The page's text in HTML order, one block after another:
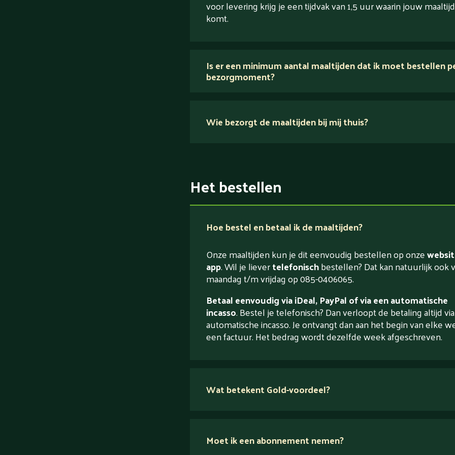
voor levering krijg je een tijdvak van 1,5 uur waarin jouw maaltijd
komt.
Is er een minimum aantal maaltijden dat ik moet bestellen
bezorgmoment?
Wie bezorgt de maaltijden bij mij thuis?
Het bestellen
Hoe bestel en betaal ik de maaltijden?
Onze maaltijden kun je dit eenvoudig bestellen op onze
app. Wil je lievertelefonischbestellen? Dat kan natuurlijk ook
maandag t/m vrijdag op 085-0406065.
Betaal eenvoudig via iDeal, PayPal of via een automatische
incasso. Bestel je telefonisch? Dan verloopt de betaling altijd
automatische incasso. Je ontvangt dan aan het begin van elke
een factuur. Het bedrag wordt dezelfde week afgeschreven.
Wat betekent Gold-voordeel?
Moet ik een abonnement nemen?